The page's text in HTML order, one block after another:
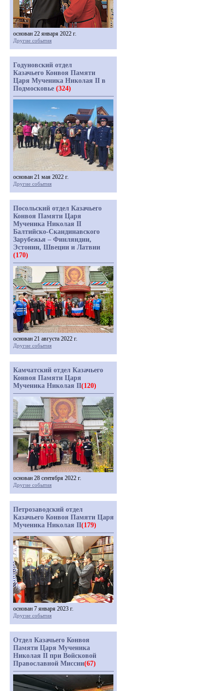
основан 22 января 2022 г.
Другие события
Годуновский отдел
Казачьего Конвоя Памяти
Царя Мученика Николая II в
Подмосковье (324)
основан 21 мая 2022 г.
Другие события
Посольский отдел Казачьего
Конвоя Памяти Царя
Мученика Николая II
Балтийско-Скандинавского
Зарубежья – Финляндии,
Эстонии, Швеции и Латвии
(170)
основан 21 августа 2022 г.
Другие события
Камчатский отдел Казачьего
Конвоя Памяти Царя
Мученика Николая II(120)
основан 28 сентября 2022 г.
Другие события
Петрозаводский отдел
Казачьего Конвоя Памяти Царя
Мученика Николая II(179)
основан 7 января 2023 г.
Другие события
Отдел Казачьего Конвоя
Памяти Царя Мученика
Николая II при Войсковой
Православной Миссии(67)